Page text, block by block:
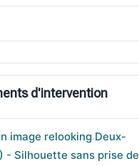
d'intervention
image relooking Deux-
- Silhouette sans prise de